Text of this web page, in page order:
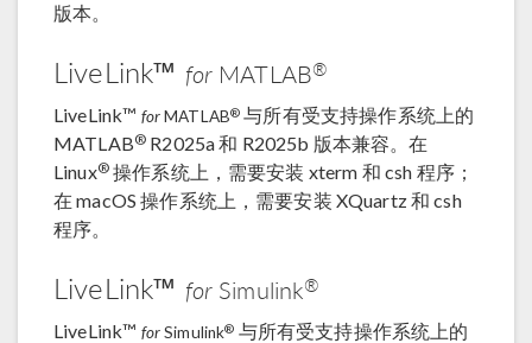
版本。
LiveLink™ forMATLAB®
LiveLink™ forMATLAB® 与所有受支持操作系统上的
MATLAB® R2025a 和 R2025b 版本兼容。在
Linux®操作系统上，需要安装 xterm 和 csh 程序；
在 macOS 操作系统上，需要安装 XQuartz 和 csh
程序。
LiveLink™ forSimulink®
LiveLink™ forSimulink® 与所有受支持操作系统上的